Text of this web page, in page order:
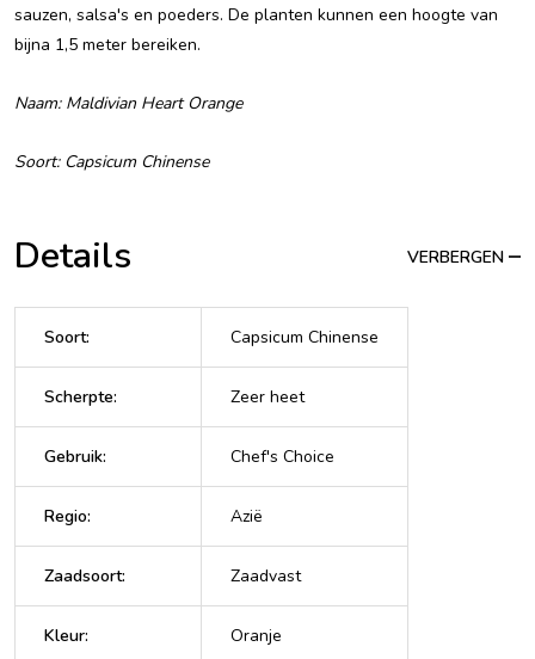
sauzen, salsa's en poeders. De planten kunnen een hoogte van
bijna 1,5 meter bereiken.
Naam: Maldivian Heart Orange
Soort: Capsicum Chinense
Details VERBERGEN
Soort: Capsicum Chinense
Scherpte: Zeer heet
Gebruik: Chef's Choice
Regio: Azië
Zaadsoort: Zaadvast
Kleur: Oranje